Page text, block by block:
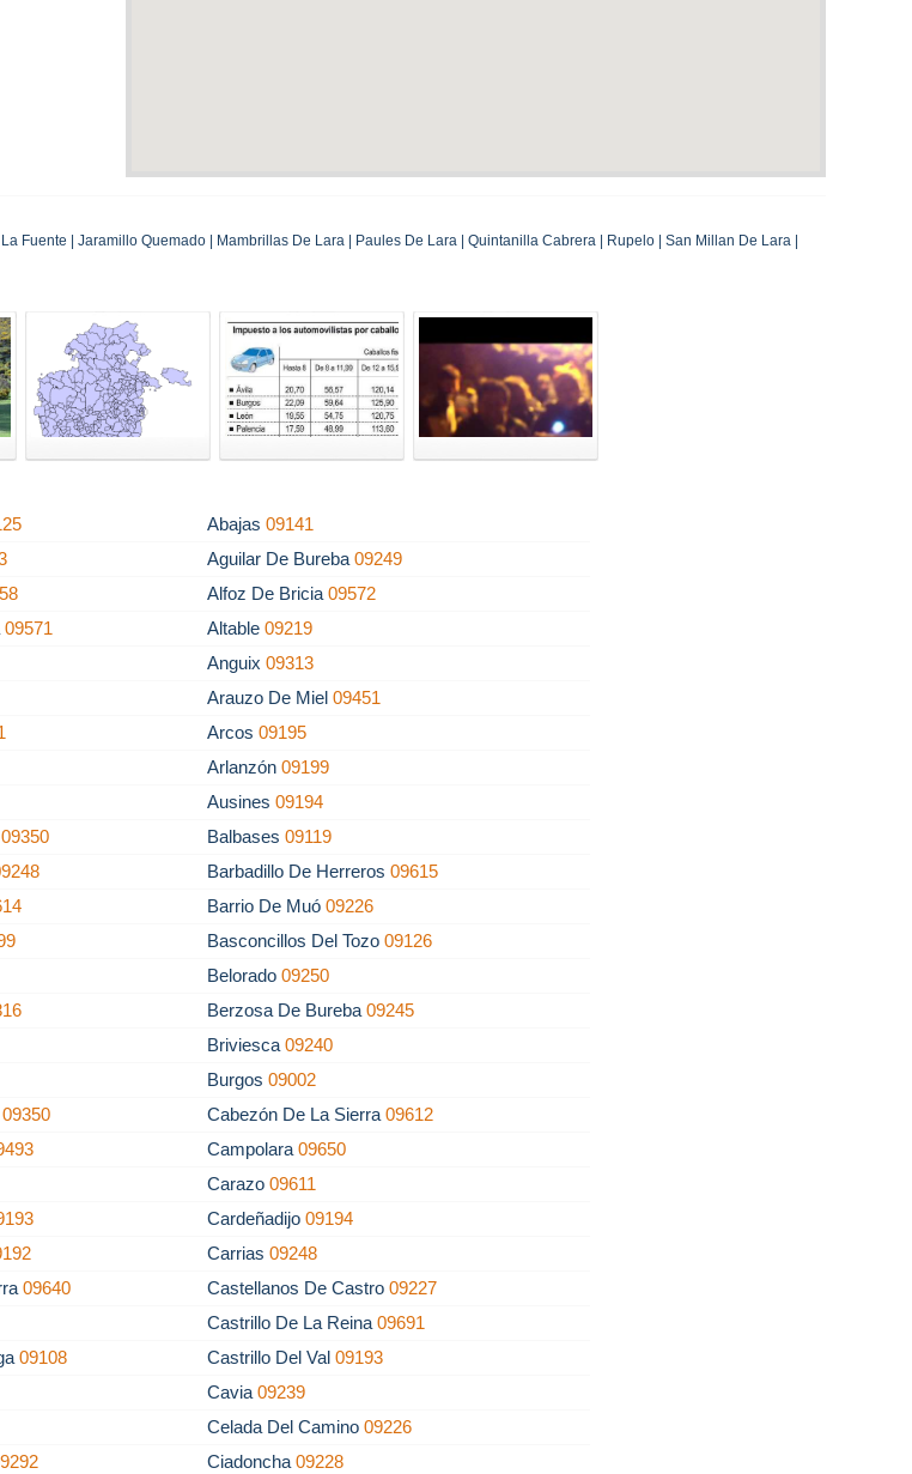
Fuente | Jaramillo Quemado | Mambrillas De Lara | Paules De Lara | Quintanilla Cabrera | Rupelo | San Millan De Lara |
Abajas09141
Aguilar De Bureba09249
Alfoz De Bricia09572
09571 Altable09219
Anguix09313
Arauzo De Miel09451
Arcos09195
Arlanzón09199
Ausines09194
09350 Balbases09119
Barbadillo De Herreros09615
Barrio De Muó09226
Basconcillos Del Tozo09126
Belorado09250
Berzosa De Bureba09245
Briviesca09240
Burgos09002
09350 Cabezón De La Sierra09612
Campolara09650
Carazo09611
Cardeñadijo09194
Carrias09248
09640 Castellanos De Castro09227
Castrillo De La Reina09691
09108 Castrillo Del Val09193
Cavia09239
Celada Del Camino09226
Ciadoncha09228